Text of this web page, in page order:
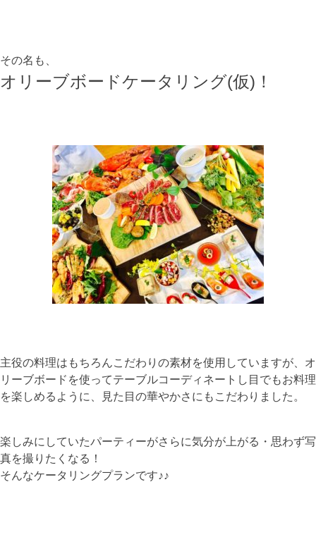
その名も、
オリーブボードケータリング(仮)！
主役の料理はもちろんこだわりの素材を使用していますが、オ
リーブボードを使ってテーブルコーディネートし目でもお料理
を楽しめるように、見た目の華やかさにもこだわりました。
楽しみにしていたパーティーがさらに気分が上がる・思わず写
真を撮りたくなる！
そんなケータリングプランです♪♪